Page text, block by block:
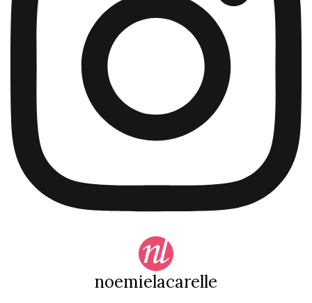
noemielacarelle